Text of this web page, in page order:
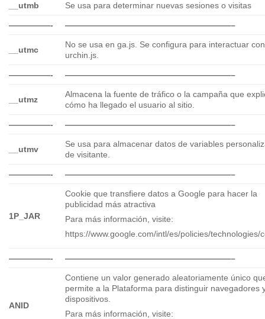
__utmb Se usa para determinar nuevas sesiones o visitas
—————- ————————————————————–
__utmc
No se usa en ga.js. Se configura para interactuar con
urchin.js.
—————- ————————————————————–
__utmz
Almacena la fuente de tráfico o la campaña que
cómo ha llegado el usuario al sitio.
—————- ————————————————————–
__utmv
Se usa para almacenar datos de variables
de visitante.
—————- ————————————————————–
1P_JAR
Cookie que transfiere datos a Google para hacer la
publicidad más atractiva
Para más información, visite:
https://www.google.com/intl/es/policies/technologies/
—————- ————————————————————–
ANID
Contiene un valor generado aleatoriamente único
permite a la Plataforma para distinguir navegadores
dispositivos.
Para más información, visite: